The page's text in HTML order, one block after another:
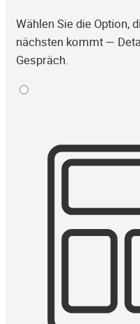
Wählen Sie die Option,
nächsten kommt —
Gespräch.